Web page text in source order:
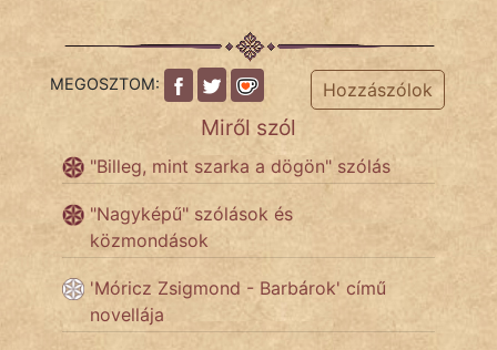
fantom
Hunor
Jób Gedeon
Láron Ádám
MEGOSZTOM: Hozzászólok
Miről szól
"Billeg, mint szarka a dögön" szólás
"Nagyképű" szólások és
közmondások
'Móricz Zsigmond - Barbárok' című
novellája